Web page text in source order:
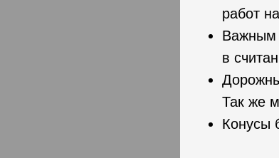
работ
Важным
в
Так же
Конусы